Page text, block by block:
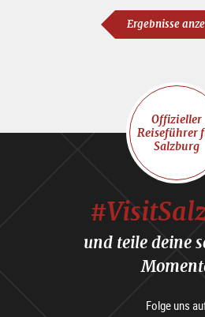
Ergebnisse
Offizieller
Reiseführer
Salzburg
und teile deine
Folge uns